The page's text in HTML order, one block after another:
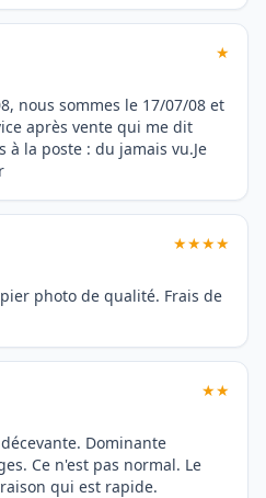
★
nous sommes le 17/07/08 et
après vente qui me dit
la poste : du jamais vu.Je
★★★★
photo de qualité. Frais de
★★
Dominante
Ce n'est pas normal. Le
qui est rapide.